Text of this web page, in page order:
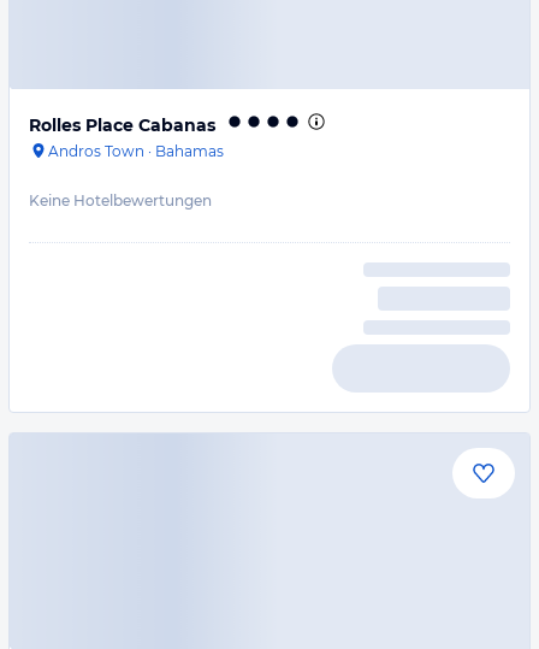
Rolles Place Cabanas
Andros Town · Bahamas
Keine Hotelbewertungen